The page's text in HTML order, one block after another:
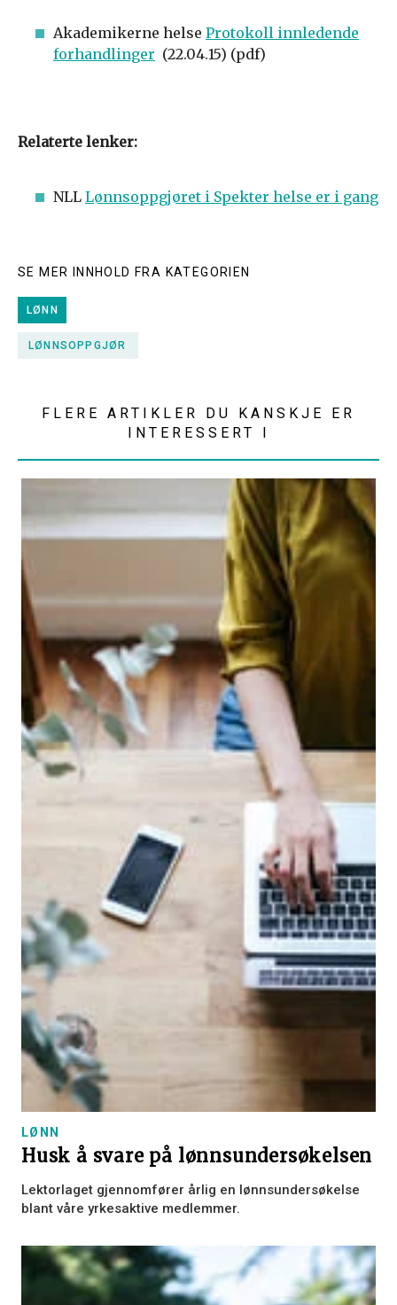
Akademikerne helse Protokoll innledende
forhandlinger (22.04.15) (pdf)
Relaterte lenker:
NLL Lønnsoppgjøret i Spekter helse er i gang
SE MER INNHOLD FRA KATEGORIEN
LØNN
LØNNSOPPGJØR
FLERE ARTIKLER DU KANSKJE ER
INTERESSERT I
LØNN
Husk å svare på lønnsundersøkelsen
Lektorlaget gjennomfører årlig en lønnsundersøkelse
blant våre yrkesaktive medlemmer.